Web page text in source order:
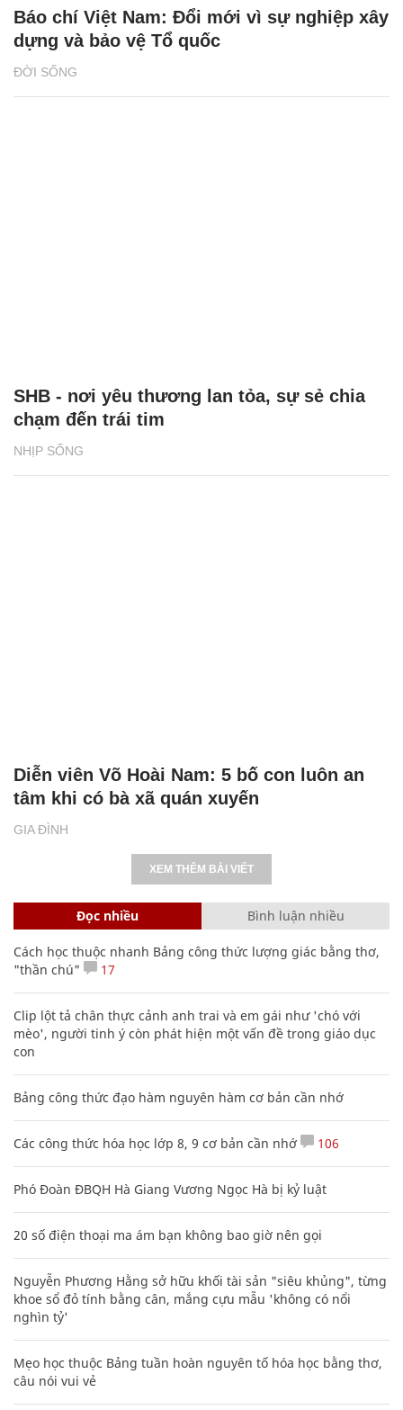
ĐỜI SỐNG
Báo chí Việt Nam: Đổi mới vì sự nghiệp xây
dựng và bảo vệ Tổ quốc
NHỊP SỐNG
SHB - nơi yêu thương lan tỏa, sự sẻ chia
chạm đến trái tim
GIA ĐÌNH
Diễn viên Võ Hoài Nam: 5 bố con luôn an
tâm khi có bà xã quán xuyến
XEM THÊM BÀI VIẾT
Đọc nhiều Bình luận nhiều
Cách học thuộc nhanh Bảng công thức lượng giác bằng thơ,
"thần chú"
17
Clip lột tả chân thực cảnh anh trai và em gái như 'chó với
mèo', người tinh ý còn phát hiện một vấn đề trong giáo dục
con
Bảng công thức đạo hàm nguyên hàm cơ bản cần nhớ
Các công thức hóa học lớp 8, 9 cơ bản cần nhớ 106
Phó Đoàn ĐBQH Hà Giang Vương Ngọc Hà bị kỷ luật
20 số điện thoại ma ám bạn không bao giờ nên gọi
Nguyễn Phương Hằng sở hữu khối tài sản "siêu khủng", từng
khoe sổ đỏ tính bằng cân, mắng cựu mẫu 'không có nổi
nghìn tỷ'
Mẹo học thuộc Bảng tuần hoàn nguyên tố hóa học bằng thơ,
câu nói vui vẻ